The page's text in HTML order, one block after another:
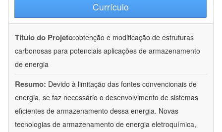
Currículo
Título do Projeto:obtenção e modificação de estruturas
carbonosas para potenciais aplicações de armazenamento
de energia
Resumo: Devido à limitação das fontes convencionais de
energia, se faz necessário o desenvolvimento de sistemas
eficientes de armazenamento dessa energia. Novas
tecnologias de armazenamento de energia eletroquímica,